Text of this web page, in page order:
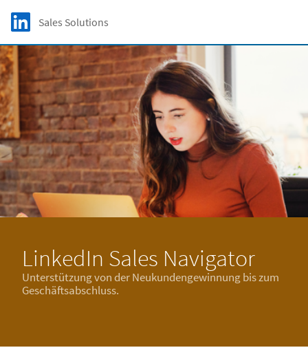
Skip to main content
LinkedIn Logo
Sales Solutions
LinkedIn Sales Navigator
Unterstützung von der Neukundengewinnung bis zum
Geschäftsabschluss.